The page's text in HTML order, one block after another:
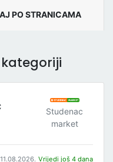
PO STRANICAMA
Studenac
market
Vrijedi još 4 dana